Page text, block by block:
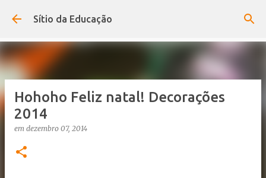
Avançar para o conteúdo principal
Sítio da Educação
Hohoho Feliz natal! Decorações
2014
em dezembro 07, 2014